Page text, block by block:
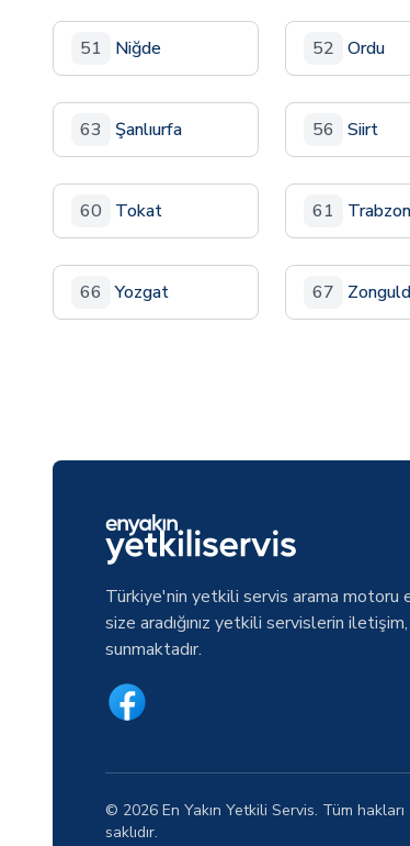
51 Niğde 52 Ordu
63 Şanlıurfa 56 Siirt
60 Tokat 61 Trabzon
66 Yozgat 67
Türkiye'nin yetkili servis arama motoru
size aradığınız yetkili servislerin
sunmaktadır.
© 2026 En Yakın Yetkili Servis. Tüm hakları
saklıdır.